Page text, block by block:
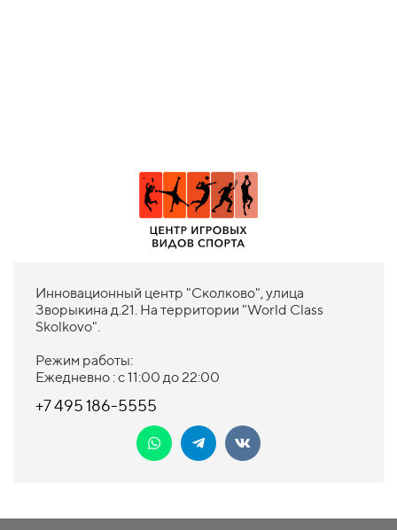
Инновационный центр "Сколково", улица
Зворыкина д.21. На территории "World Class
Skolkovo".
Режим работы:
Ежедневно : с 11:00 до 22:00
+7 495 186-5555